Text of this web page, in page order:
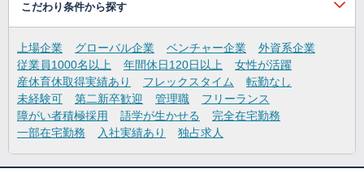
こだわり条件から探す
上場企業 グローバル企業 ベンチャー企業
外資系企業
従業員1000名以上
年間休日120日以上
女性が活躍
産休育休取得実績あり
フレックスタイム
転勤なし
未経験可
第二新卒歓迎 管理職
フリーランス
障がい者積極採用
語学が生かせる
完全在宅勤務
一部在宅勤務
入社実績あり 独占求人